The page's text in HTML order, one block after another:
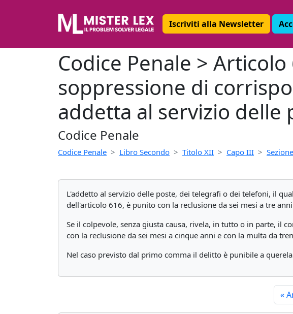
Iscriviti alla Newsletter
Codice Penale >
soppressione di
addetta al servizio
Codice Penale
Codice Penale Libro Secondo Titolo XII Capo III
L'addetto al servizio delle poste, dei telegrafi o dei telefoni, il
dell'articolo 616, è punito con la reclusione da sei mesi a tre
Se il colpevole, senza giusta causa, rivela, in tutto o in parte, il
con la reclusione da sei mesi a cinque anni e con la multa da
Nel caso previsto dal primo comma il delitto è punibile a
«